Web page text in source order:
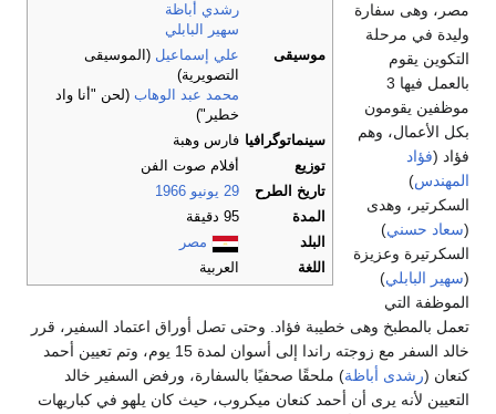
رشدي أباظة
سهير البابلي
موسيقى
علي إسماعيل (الموسيقى
التصويرية)
محمد عبد الوهاب (لحن "أنا واد
خطير")
سينماتوگرافيا فارس وهبة
توزيع
أفلام صوت الفن
تاريخ الطرح
29 يونيو
1966
المدة
95 دقيقة
البلد
مصر
اللغة
العربية
مصر، وهى سفارة
وليدة في مرحلة
التكوين يقوم
بالعمل فيها 3
موظفين يقومون
بكل الأعمال، وهم
فؤاد (فؤاد
المهندس)
السكرتير، وهدى
(سعاد حسني)
السكرتيرة وعزيزة
(سهير البابلي)
الموظفة التي
تعمل بالمطبخ وهى خطيبة فؤاد. وحتى تصل أوراق اعتماد السفير، قرر
خالد السفر مع زوجته راندا إلى أسوان لمدة 15 يوم، وتم تعيين أحمد
كنعان (رشدى أباظة) ملحقًا صحفيًا بالسفارة، ورفض السفير خالد
التعيين لأنه يرى أن أحمد كنعان ميكروب، حيث كان يلهو في كباريهات